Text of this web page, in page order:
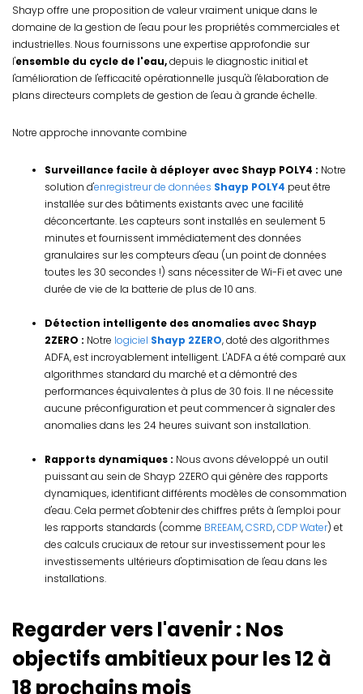
Shayp offre une proposition de valeur vraiment unique dans le
domaine de la gestion de l'eau pour les propriétés commerciales et
industrielles. Nous fournissons une expertise approfondie sur
l'ensemble du cycle de l'eau,depuis le diagnostic initial et
l'amélioration de l'efficacité opérationnelle jusqu'à l'élaboration de
plans directeurs complets de gestion de l'eau à grande échelle.
Notre approche innovante combine
Surveillance facile à déployer avec Shayp POLY4 : Notre
solution d'enregistreur de données Shayp POLY4 peut être
installée sur des bâtiments existants avec une facilité
déconcertante. Les capteurs sont installés en seulement 5
minutes et fournissent immédiatement des données
granulaires sur les compteurs d'eau (un point de données
toutes les 30 secondes !) sans nécessiter de Wi-Fi et avec une
durée de vie de la batterie de plus de 10 ans.
Détection intelligente des anomalies avec Shayp
2ZERO : Notre logiciel Shayp 2ZERO, doté des algorithmes
ADFA, est incroyablement intelligent. L'ADFA a été comparé aux
algorithmes standard du marché et a démontré des
performances équivalentes à plus de 30 fois. Il ne nécessite
aucune préconfiguration et peut commencer à signaler des
anomalies dans les 24 heures suivant son installation.
Rapports dynamiques : Nous avons développé un outil
puissant au sein de Shayp 2ZERO qui génère des rapports
dynamiques, identifiant différents modèles de consommation
d'eau. Cela permet d'obtenir des chiffres prêts à l'emploi pour
les rapports standards (comme BREEAM,CSRD,CDP Water) et
des calculs cruciaux de retour sur investissement pour les
investissements ultérieurs d'optimisation de l'eau dans les
installations.
Regarder vers l'avenir : Nos
objectifs ambitieux pour les 12 à
18 prochains mois